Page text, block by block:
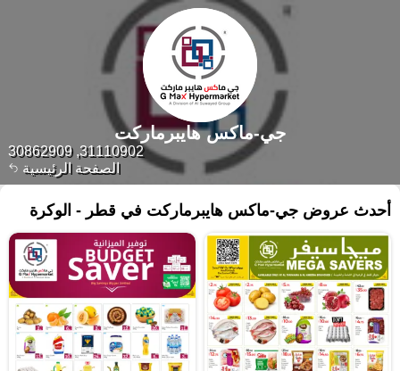
الصفحة الرئيسية
31110902, 30862909
جي-ماكس هايبرماركت
أحدث عروض جي-ماكس هايبرماركت في قطر - الوكرة